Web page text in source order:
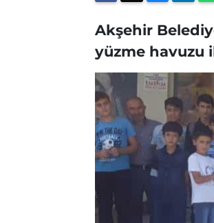
Akşehir
yüzme havuzu